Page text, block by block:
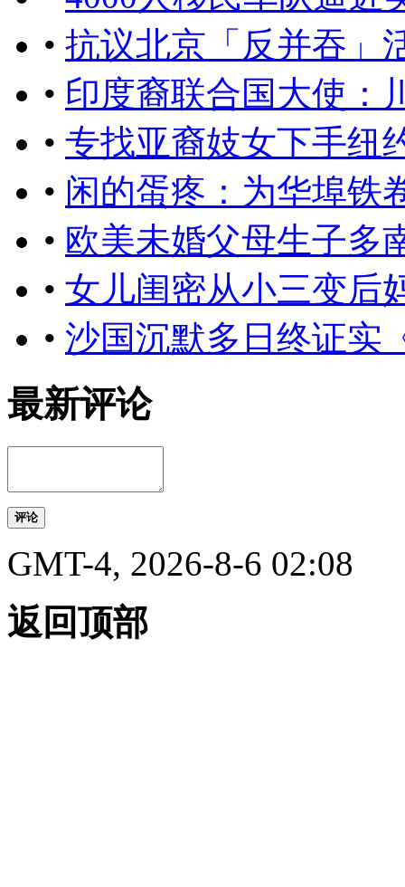
• 抗议北京「反并吞」
• 印度裔联合国大使：
• 专找亚裔妓女下手纽
• 闲的蛋疼：为华埠铁
• 欧美未婚父母生子多
• 女儿闺密从小三变后
• 沙国沉默多日终证实
最新评论
评论
GMT-4, 2026-8-6 02:08
返回顶部